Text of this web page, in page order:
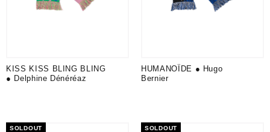
KISS KISS BLING BLING
● Delphine Dénéréaz
HUMANOÏDE ● Hugo
Bernier
SOLDOUT SOLDOUT